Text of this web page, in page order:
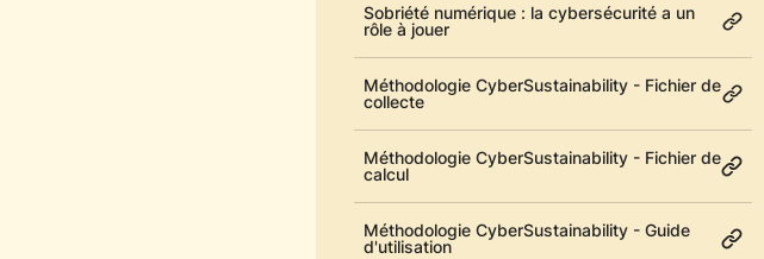
Sobriété numérique : la cybersécurité a un
rôle à jouer
Méthodologie CyberSustainability - Fichier de
collecte
Méthodologie CyberSustainability - Fichier de
calcul
Méthodologie CyberSustainability - Guide
d'utilisation